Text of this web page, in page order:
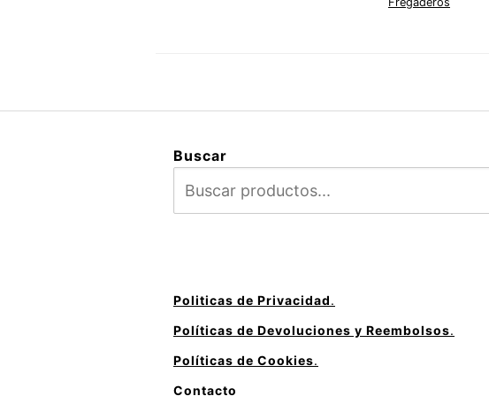
Buscar
Politicas de Privacidad.
Políticas de Devoluciones y Reembolsos.
Políticas de Cookies.
Contacto